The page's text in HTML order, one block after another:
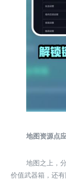
地图资源点
地图之上，
价值武器箱，还